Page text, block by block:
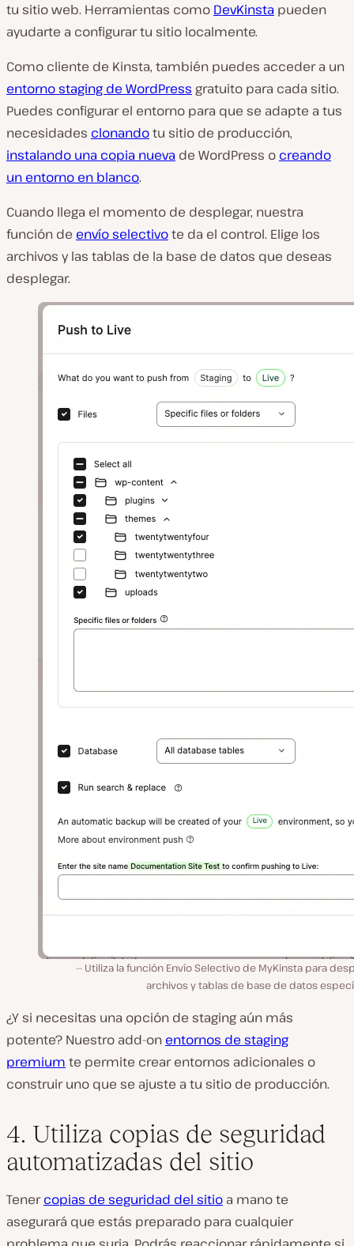
tu sitio web. Herramientas como DevKinsta pueden
ayudarte a configurar tu sitio localmente.
Como cliente de Kinsta, también puedes acceder a un
entorno staging de WordPress gratuito para cada sitio.
Puedes configurar el entorno para que se adapte a tus
necesidades clonandotu sitio de producción,
instalando una copia nueva de WordPress o creando
un entorno en blanco.
Cuando llega el momento de desplegar, nuestra
función de envío selectivote da el control. Elige los
archivos y las tablas de la base de datos que deseas
desplegar.
Utiliza la función Envío Selectivo de MyKinsta para
archivos y tablas de base de datos
¿Y si necesitas una opción de staging aún más
potente? Nuestro add-on entornos de staging
premium te permite crear entornos adicionales o
construir uno que se ajuste a tu sitio de producción.
4. Utiliza copias de seguridad
automatizadas del sitio
Tenercopias de seguridad del sitio a mano te
asegurará que estás preparado para cualquier